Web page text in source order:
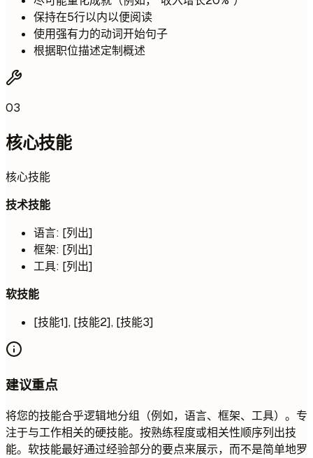
保持在5行以内以便阅读
使用强有力的动词开始句子
根据职位描述定制概述
03
核心技能
核心技能
技术技能
语言: [列出]
框架: [列出]
工具: [列出]
软技能
[技能1], [技能2], [技能3]
建议重点
将您的技能合乎逻辑地分组（例如，语言、框架、工具）。专
注于与工作相关的硬技能。按熟练程度或相关性顺序列出技
能。软技能最好通过经验部分的要点来展示，而不是简单地罗